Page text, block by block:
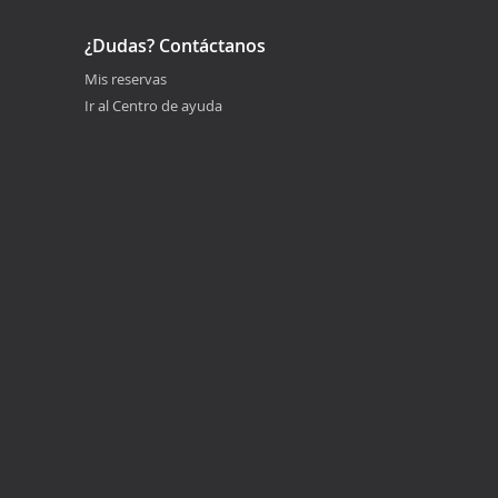
¿Dudas? Contáctanos
Mis reservas
Ir al Centro de ayuda